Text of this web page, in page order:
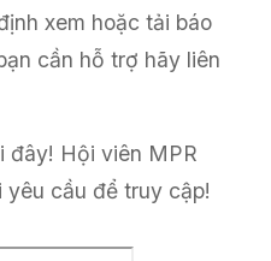
xem hoặc tải báo
cần hỗ trợ hãy liên
đây! Hội viên MPR
yêu cầu để truy cập!